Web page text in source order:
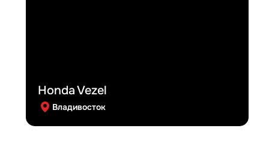
Honda Vezel
Владивосток